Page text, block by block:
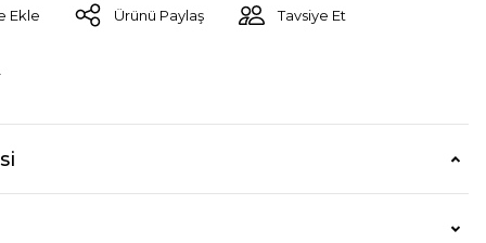
Ürünü Paylaş Tavsiye Et